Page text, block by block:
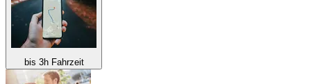
bis 3h Fahrzeit